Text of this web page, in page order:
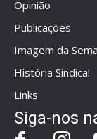
Opinião
Publicações
Imagem da
História Sindical
Links
Siga-nos